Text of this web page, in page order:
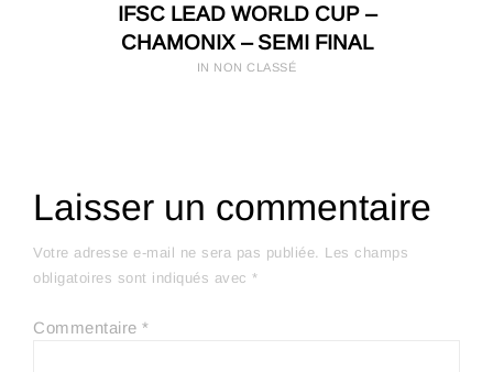
IFSC LEAD WORLD CUP –
CHAMONIX – SEMI FINAL
IN NON CLASSÉ
Laisser un commentaire
Votre adresse e-mail ne sera pas publiée.
Les champs
obligatoires sont indiqués avec *
Commentaire *